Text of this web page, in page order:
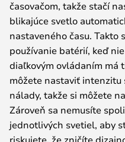
časovačom, takže stačí
blikajúce svetlo
nastaveného času. Takto
používanie batérií, keď
diaľkovým ovládaním má
môžete nastaviť
nálady, takže si môžete
Zároveň sa nemusíte
jednotlivých svetiel, aby
riskujete, že zničíte